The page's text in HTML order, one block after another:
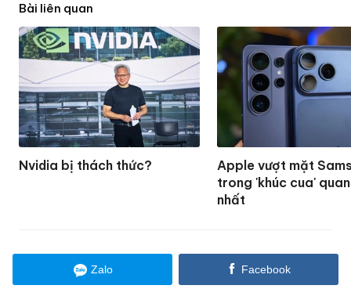
Bài liên quan
Nvidia bị thách thức?
Apple vượt mặt
trong 'khúc cua'
nhất
Zalo Facebook